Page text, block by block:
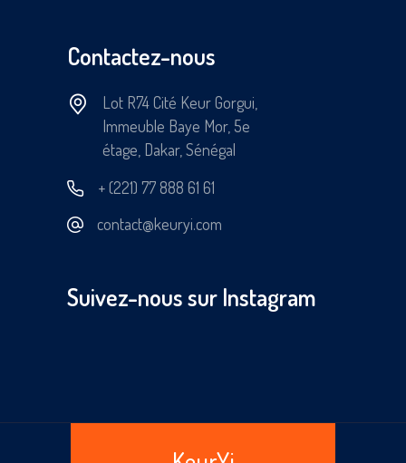
Contactez-nous
Lot R74 Cité Keur Gorgui,
Immeuble Baye Mor, 5e
étage, Dakar, Sénégal
+ (221) 77 888 61 61
contact@keuryi.com
Suivez-nous sur Instagram